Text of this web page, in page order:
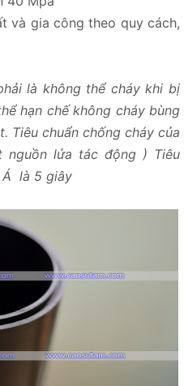
và gia công theo quy cách,
là không thể cháy khi bị
hạn chế không cháy bùng
Tiêu chuẩn chống cháy của
nguồn lửa tác động ) Tiêu
Á là 5 giây